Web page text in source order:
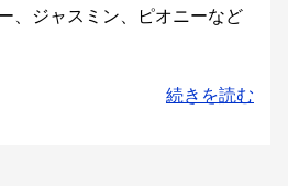
、ジャスミン、ピオニーなど
続きを読む